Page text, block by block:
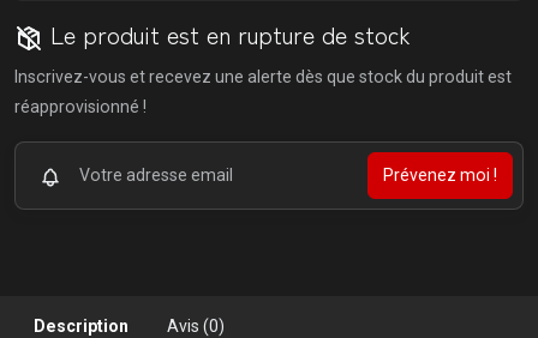
Le produit est en rupture de stock
Inscrivez-vous et recevez une alerte dès que stock du produit est
réapprovisionné !
Prévenez moi !
Description Avis (0)